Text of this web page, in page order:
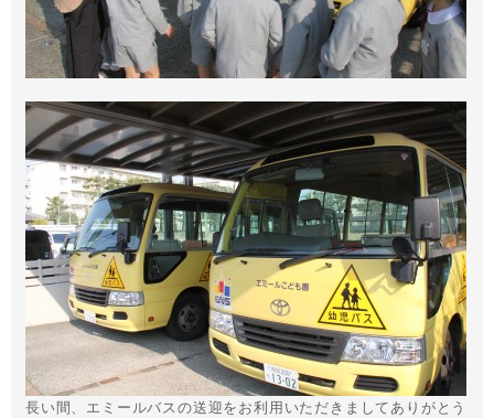
長い間、エミールバスの送迎をお利用いただきましてありがとう